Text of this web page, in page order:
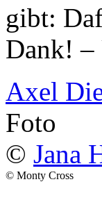
gibt:
Dank!
Axel
Foto
© Jana
© Monty Cross